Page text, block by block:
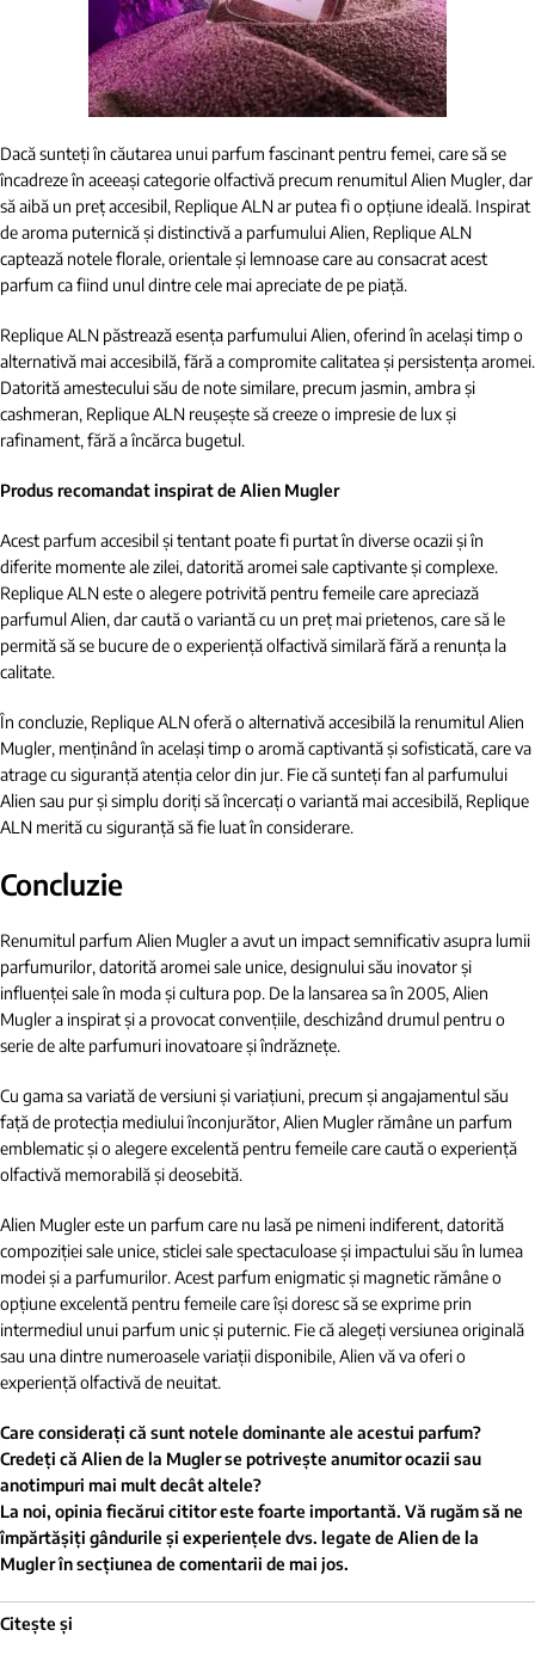
Dacă sunteți în căutarea unui parfum fascinant pentru femei, care să se
încadreze în aceeași categorie olfactivă precum renumitul Alien Mugler, dar
să aibă un preț accesibil, Replique ALN ar putea fi o opțiune ideală. Inspirat
de aroma puternică și distinctivă a parfumului Alien, Replique ALN
captează notele florale, orientale și lemnoase care au consacrat acest
parfum ca fiind unul dintre cele mai apreciate de pe piață.
Replique ALN păstrează esența parfumului Alien, oferind în același timp o
alternativă mai accesibilă, fără a compromite calitatea și persistența aromei.
Datorită amestecului său de note similare, precum jasmin, ambra și
cashmeran, Replique ALN reușește să creeze o impresie de lux și
rafinament, fără a încărca bugetul.
Produs recomandat inspirat de Alien Mugler
Acest parfum accesibil și tentant poate fi purtat în diverse ocazii și în
diferite momente ale zilei, datorită aromei sale captivante și complexe.
Replique ALN este o alegere potrivită pentru femeile care apreciază
parfumul Alien, dar caută o variantă cu un preț mai prietenos, care să le
permită să se bucure de o experiență olfactivă similară fără a renunța la
calitate.
În concluzie, Replique ALN oferă o alternativă accesibilă la renumitul Alien
Mugler, menținând în același timp o aromă captivantă și sofisticată, care va
atrage cu siguranță atenția celor din jur. Fie că sunteți fan al parfumului
Alien sau pur și simplu doriți să încercați o variantă mai accesibilă, Replique
ALN merită cu siguranță să fie luat în considerare.
Concluzie
Renumitul parfum Alien Mugler a avut un impact semnificativ asupra lumii
parfumurilor, datorită aromei sale unice, designului său inovator și
influenței sale în moda și cultura pop. De la lansarea sa în 2005, Alien
Mugler a inspirat și a provocat convențiile, deschizând drumul pentru o
serie de alte parfumuri inovatoare și îndrăznețe.
Cu gama sa variată de versiuni și variațiuni, precum și angajamentul său
față de protecția mediului înconjurător, Alien Mugler rămâne un parfum
emblematic și o alegere excelentă pentru femeile care caută o experiență
olfactivă memorabilă și deosebită.
Alien Mugler este un parfum care nu lasă pe nimeni indiferent, datorită
compoziției sale unice, sticlei sale spectaculoase și impactului său în lumea
modei și a parfumurilor. Acest parfum enigmatic și magnetic rămâne o
opțiune excelentă pentru femeile care își doresc să se exprime prin
intermediul unui parfum unic și puternic. Fie că alegeți versiunea originală
sau una dintre numeroasele variații disponibile, Alien vă va oferi o
experiență olfactivă de neuitat.
Care considerați că sunt notele dominante ale acestui parfum?
Credeți că Alien de la Mugler se potrivește anumitor ocazii sau
anotimpuri mai mult decât altele?
La noi, opinia fiecărui cititor este foarte importantă. Vă rugăm să ne
împărtășiți gândurile și experiențele dvs. legate de Alien de la
Mugler în secțiunea de comentarii de mai jos.
Citește și